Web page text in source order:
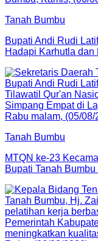
Tanah Bumbu
Bupati Andi Rudi
Hadapi Karhutla dan
Tanah Bumbu
MTQN ke-23
Bupati Tanah